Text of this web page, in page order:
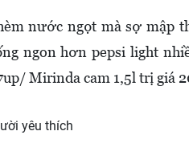
nước ngọt mà sợ mập
ngon hơn pepsi light
Mirinda cam 1,5l trị giá
yêu thích